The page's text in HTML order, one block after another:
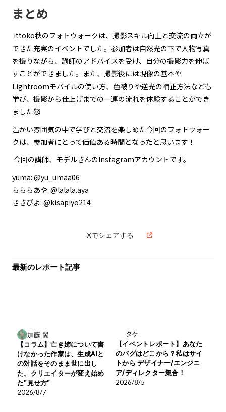
まとめ
ittoko秋のフォトウォークは、撮影スキル向上と交流の両立が
できた充実のイベントでした。参加者は自然光の下で人物写真
を撮りながら、講師のアドバイスを受け、自分の撮影力を伸ば
すことができました。また、撮影後には現像の基本や
Lightroomモバイルの使い方、色被りや逆光の補正方法なども
学び、撮影から仕上げまでの一連の流れを体験することができ
ました🥰
温かい雰囲気の中で学びと交流を楽しめた今回のフォトウォー
クは、参加者にとって価値ある時間となったと思います！
今回の講師、モデルさんのInstagramアカウントです。
yuma: @yu_umaa06
らららあや: @lalala.aya
きさぴよ: @kisapiyo214
Xでシェアする
最新のレポート記事
加藤 翼
【コラム】亡き姉について書
けなかった作家は、生成AIと
の対話をそのまま世に出し
た。クリエイターが変え始め
た"見せ方"
2026/8/7
タケ
【イベントレポート】あなた
のバグはどこから？私はサイ
トから デザイナー/エンジニ
ア/ディレクター集合！
2026/8/5